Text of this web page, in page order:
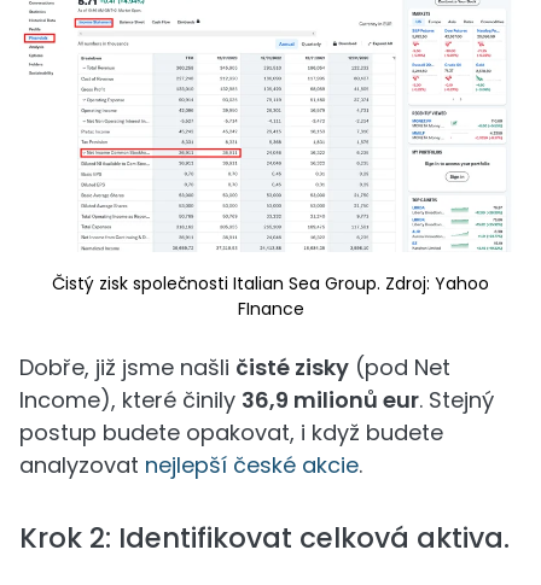
Čistý zisk společnosti Italian Sea Group. Zdroj: Yahoo
FInance
Dobře, již jsme našli čisté zisky (pod Net
Income), které činily 36,9 milionů eur. Stejný
postup budete opakovat, i když budete
analyzovat nejlepší české akcie.
Krok 2: Identifikovat celková aktiva.